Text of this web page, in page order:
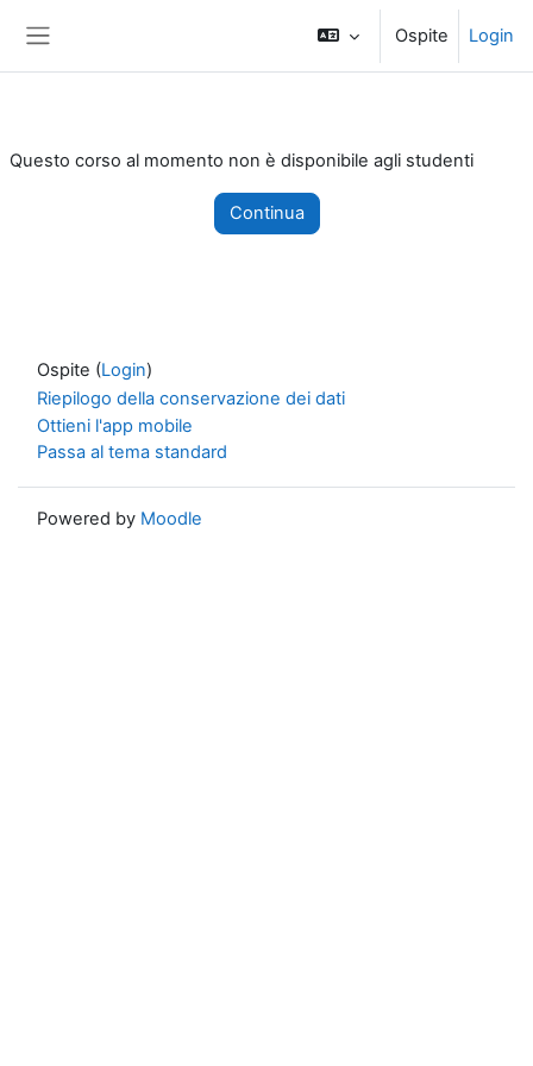
Ospite Login
Questo corso al momento non è disponibile agli studenti
Continua
Ospite (Login)
Riepilogo della conservazione dei dati
Ottieni l'app mobile
Passa al tema standard
Powered by Moodle